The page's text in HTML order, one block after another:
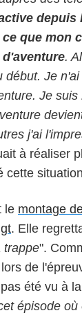
depuis
que mon
.
début. Je
Je suis
j'ai
à réaliser
cette
le montage
. Elle
trappe".
de
été vu à
épisode où